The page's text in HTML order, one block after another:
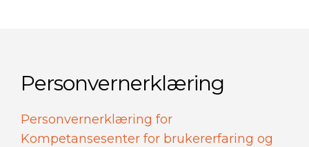
Personvernerklæring
Personvernerklæring for
Kompetansesenter for brukererfaring og